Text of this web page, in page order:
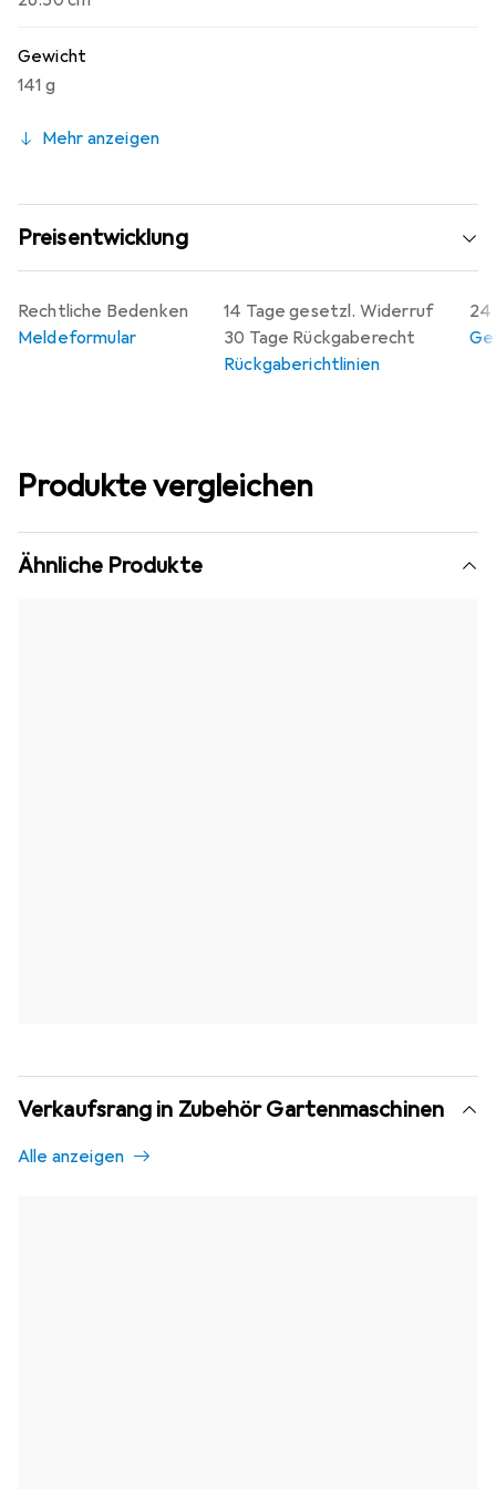
Gewicht
141 g
Mehr anzeigen
Preisentwicklung
14 Tage gesetzl. Widerruf
30 Tage Rückgaberecht
Rückgaberichtlinien
24
Rechtliche Bedenken
Meldeformular
Produkte vergleichen
Ähnliche Produkte
Verkaufsrang in Zubehör Gartenmaschinen
Alle anzeigen